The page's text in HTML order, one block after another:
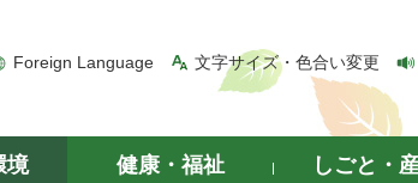
Foreign Language 文字サイズ・色合い変更
境 健康・福祉 しごと・